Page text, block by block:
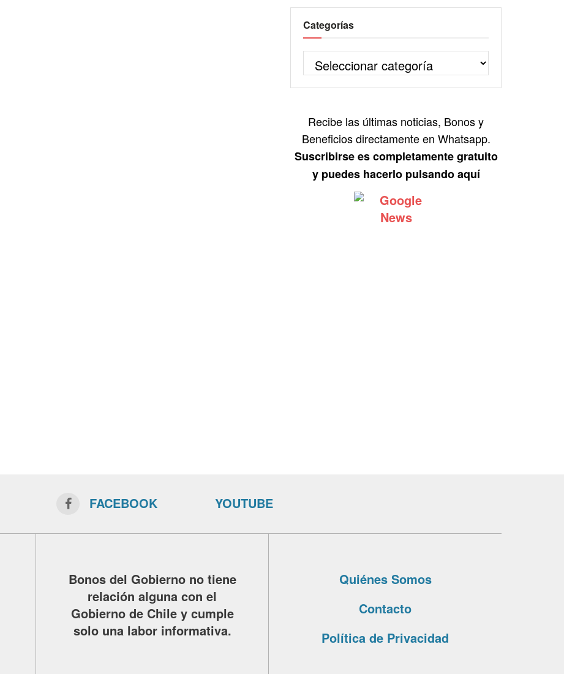
Categorías
Recibe las últimas noticias, Bonos y
Beneficios directamente en Whatsapp.
Suscribirse es completamente gratuito
y puedes hacerlo pulsando aquí
FACEBOOK YOUTUBE
Bonos del Gobierno no tiene
relación alguna con el
Gobierno de Chile y cumple
solo una labor informativa.
Quiénes Somos
Contacto
Política de Privacidad